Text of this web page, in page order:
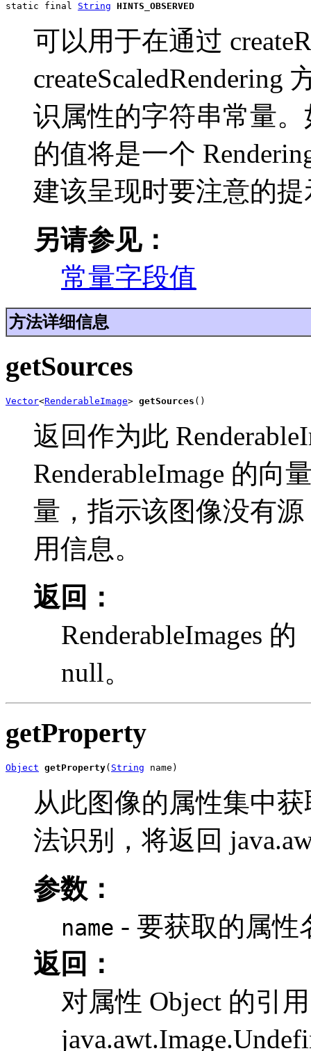
static final String HINTS_OBSERVED
可以用于在通过
createScaledRendering
识属性的字符串常量
的值将是一个
建该呈现时要注意的提
另请参见：
常量字段值
方法详细信息
getSources
Vector<RenderableImage> getSources ()
返回作为此
RenderableImage 的
量，指示该图像没有
用信息。
返回：
RenderableImages
null。
getProperty
Object getProperty( String name)
从此图像的属性集中
法识别，将返回
参数：
name - 要获取的属性
返回：
对属性 Object 的引